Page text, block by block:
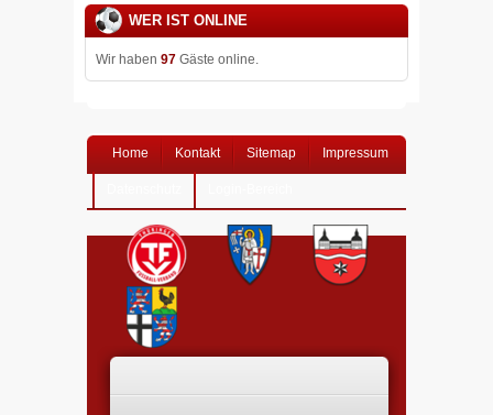
WER IST ONLINE
Wir haben 97 Gäste online.
Home Kontakt Sitemap Impressum